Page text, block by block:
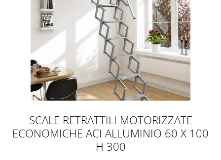
SCALE RETRATTILI MOTORIZZATE
ECONOMICHE ACI ALLUMINIO 60 X 100
H 300